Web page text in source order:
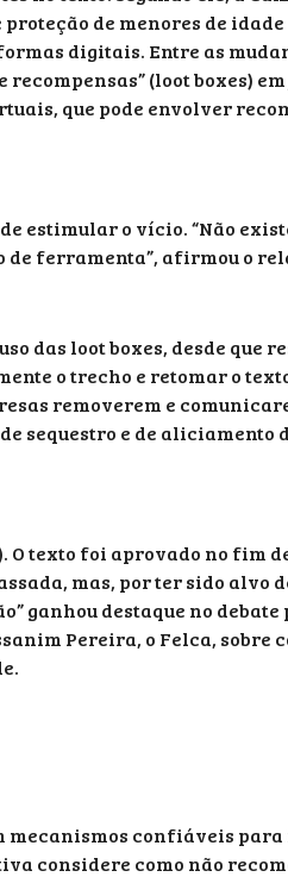
de menores de
digitais. Entre as
(loot boxes) em
que pode envolver
estimular o vício. “Não
de ferramenta”, afirmou o
das loot boxes, desde que
o trecho e retomar o
removerem e
sequestro e de aliciamento
texto foi aprovado no fim
mas, por ter sido alvo
ganhou destaque no debate
Pereira, o Felca, sobre
mecanismos confiáveis
considere como não